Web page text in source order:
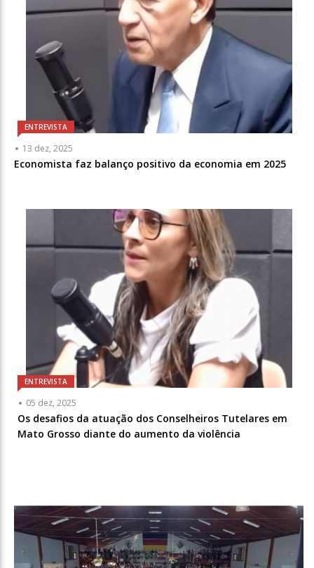
ENTREVISTA
13 dez, 2025
Economista faz balanço positivo da economia em 2025
ENTREVISTA
05 dez, 2025
Os desafios da atuação dos Conselheiros Tutelares em
Mato Grosso diante do aumento da violência